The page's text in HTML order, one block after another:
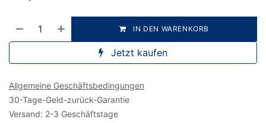
IN DEN WARENKORB
Jetzt kaufen
Allgemeine Geschäftsbedingungen
30-Tage-Geld-zurück-Garantie
Versand: 2-3 Geschäftstage